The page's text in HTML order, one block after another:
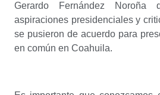
Gerardo Fernández
aspiraciones presidenciales y
se pusieron de acuerdo para
en común en Coahuila.